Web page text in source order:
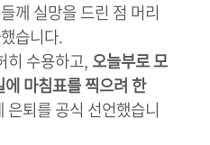
께 실망을 드린 점 머리
습니다.
히 수용하고, 오늘부로 모
마침표를 찍으려 한
은퇴를 공식 선언했습니